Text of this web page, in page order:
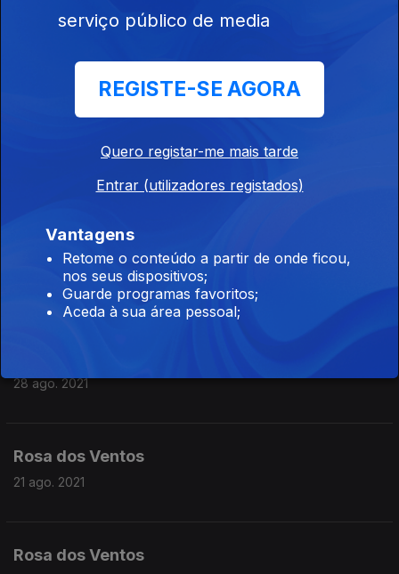
Rosa dos Ventos
Rosa dos Ventos
Rosa dos Ventos
04 set. 2021
28 ago. 2021
Rosa dos Ventos
21 ago. 2021
Rosa dos Ventos
serviço público de media
REGISTE-SE AGORA
Quero registar-me mais tarde
Entrar (utilizadores registados)
Vantagens
Retome o conteúdo a partir de onde ficou,
nos seus dispositivos;
Guarde programas favoritos;
Aceda à sua área pessoal;